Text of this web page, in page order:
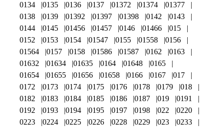
0134
0135 0136 0137 01372 01374
01377
0138
0139 01392 01397 01398 0142
0143
0144
0145 01456 01457 0146 01466
015
0152
0153 0154 01547 0155 01558
0156
01564
0157 0158 01586 01587 0162
0163
01632
01634 01635 0164 01648
0165
01654
01655 01656 01658 0166 0167
017
0172
0173 0174 0175 0176 0178 0179
018
0182
0183 0184 0185 0186 0187 019
0191
0192
0193 0194 0195 0197 0198 022
0220
0223
0224 0225 0226 0228 0229 023
0233